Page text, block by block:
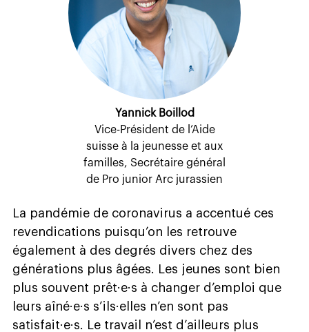
Yannick Boillod
Vice-Président de l’Aide
suisse à la jeunesse et aux
familles, Secrétaire général
de Pro junior Arc jurassien
La pandémie de coronavirus a accentué ces
revendications puisqu’on les retrouve
également à des degrés divers chez des
générations plus âgées. Les jeunes sont bien
plus souvent prêt·e·s à changer d’emploi que
leurs aîné·e·s s’ils·elles n’en sont pas
satisfait·e·s. Le travail n’est d’ailleurs plus